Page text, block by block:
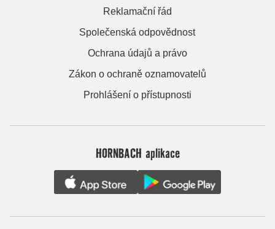
Reklamační řád
Společenská odpovědnost
Ochrana údajů a právo
Zákon o ochraně oznamovatelů
Prohlášení o přístupnosti
HORNBACH aplikace